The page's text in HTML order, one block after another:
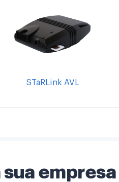
STaRLink AVL
sua